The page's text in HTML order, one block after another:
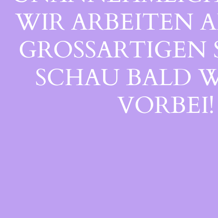
WIR ARBEITEN
GROSSARTIGEN
CHAU BALD
ORBEI!